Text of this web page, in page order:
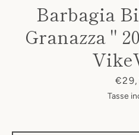
Barbagia
Granazza "
Tasse